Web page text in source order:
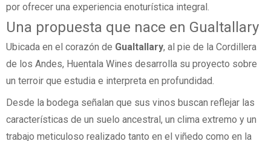
por ofrecer una experiencia enoturística integral.
Una propuesta que nace en Gualtallary
Ubicada en el corazón de Gualtallary, al pie de la Cordillera
de los Andes, Huentala Wines desarrolla su proyecto sobre
un terroir que estudia e interpreta en profundidad.
Desde la bodega señalan que sus vinos buscan reflejar las
características de un suelo ancestral, un clima extremo y un
trabajo meticuloso realizado tanto en el viñedo como en la